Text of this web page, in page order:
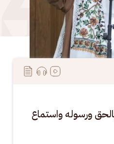
ورسوله واستماع